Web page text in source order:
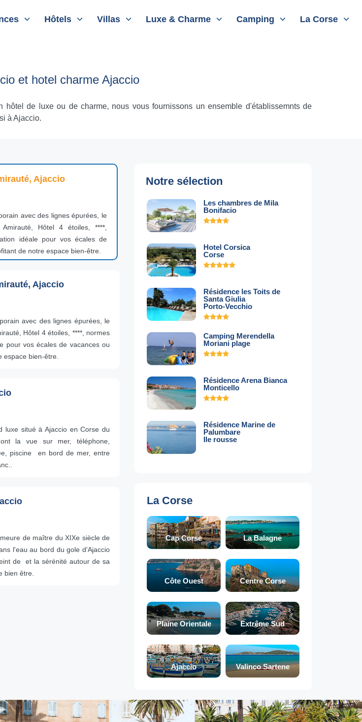
Hôtels Villas Luxe & Charme Camping La Corse
et hotel charme Ajaccio
de luxe ou de charme, nous vous fournissons un ensemble d'établissemnts de
à Ajaccio.
Notre sélection
Les chambres de Mila
Bonifacio
Hotel Corsica
Corse
Résidence les Toits de
Santa Giulia
Porto-Vecchio
Camping Merendella
Moriani plage
Résidence Arena Bianca
Monticello
Résidence Marine de
Palumbare
Ile rousse
La Corse
Cap Corse La Balagne
Côte Ouest Centre Corse
Plaine Orientale Extrême Sud
Ajaccio Valinco Sartene
Ajaccio
avec des lignes épurées, le
Hôtel 4 étoiles, ****,
idéale pour vos écales de
de notre espace bien-être.
Ajaccio
avec des lignes épurées, le
Hôtel 4 étoiles, ****, normes
pour vos écales de vacances ou
espace bien-être.
luxe situé à Ajaccio en Corse du
la vue sur mer, téléphone,
piscine en bord de mer, entre
de maître du XIXe siècle de
l'eau au bord du gole d'Ajaccio
de et la sérénité autour de sa
bien être.